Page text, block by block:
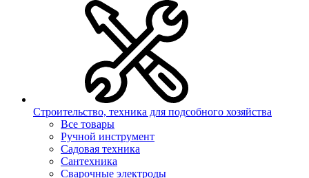
Строительство, техника для подсобного хозяйства
Все товары
Ручной инструмент
Садовая техника
Сантехника
Сварочные электроды